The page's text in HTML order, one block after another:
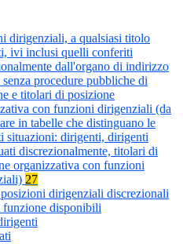
dirigenziali, a qualsiasi titolo
ivi inclusi quelli conferiti
dall'organo di indirizzo
procedure pubbliche di
e titolari di posizione
con funzioni dirigenziali (da
in tabelle che distinguano le
situazioni: dirigenti, dirigenti
discrezionalmente, titolari di
organizzativa con funzioni
27
dirigenziali discrezionali
funzione disponibili